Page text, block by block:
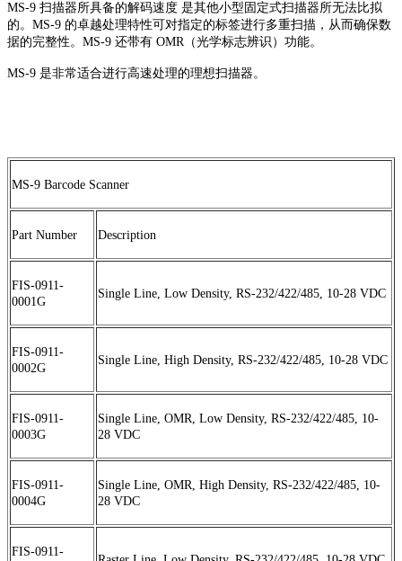
MS-9 扫描器所具备的解码速度 是其他小型固定式扫描器所无法比拟
的。MS-9 的卓越处理特性可对指定的标签进行多重扫描，从而确保数
据的完整性。MS-9 还带有 OMR（光学标志辨识）功能。
MS-9 是非常适合进行高速处理的理想扫描器。
MS-9 Barcode Scanner
Part Number Description
FIS-0911-
0001G
Single Line, Low Density, RS-232/422/485, 10-28 VDC
FIS-0911-
0002G
Single Line, High Density, RS-232/422/485, 10-28 VDC
FIS-0911-
0003G
Single Line, OMR, Low Density, RS-232/422/485, 10-
28 VDC
FIS-0911-
0004G
Single Line, OMR, High Density, RS-232/422/485, 10-
28 VDC
FIS-0911-